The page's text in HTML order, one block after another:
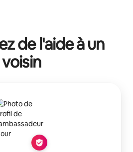
de l'aide à un
voisin